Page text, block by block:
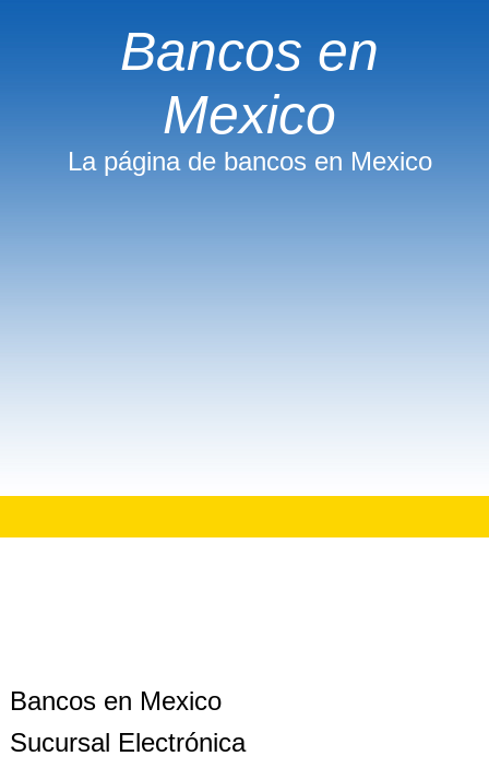
Bancos en
Mexico
La página de bancos en Mexico
Bancos en Mexico
Sucursal Electrónica